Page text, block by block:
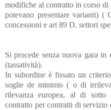
modifiche al contratto in corso di
potevano presentare varianti)
concessioni e art 89 D. settori
Si procede senza nuova gara
(tassatività).
In subordine è fissato un
soglie de minimis ( o di
rilevanza europea, al di
contratto per contratti di